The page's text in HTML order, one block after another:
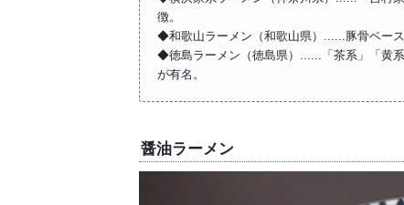
徴。
◆和歌山ラーメン（和歌山県）......豚骨ベー
◆徳島ラーメン（徳島県）......「茶系」「黄
が有名。
醤油ラーメン